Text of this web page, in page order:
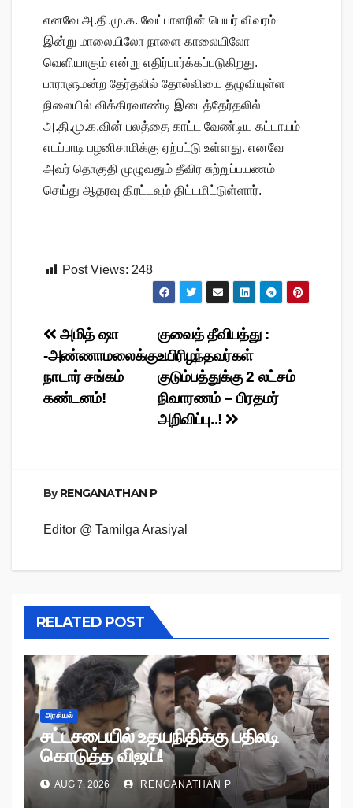
எனவே அ.தி.மு.க. வேட்பாளரின் பெயர் விவரம்
இன்று மாலையிலோ நாளை காலையிலோ
வெளியாகும் என்று எதிர்பார்க்கப்படுகிறது.
பாராளுமன்ற தேர்தலில் தோல்வியை தழுவியுள்ள
நிலையில் விக்கிரவாண்டி இடைத்தேர்தலில்
அ.தி.மு.க.வின் பலத்தை காட்ட வேண்டிய கட்டாயம்
எடப்பாடி பழனிசாமிக்கு ஏற்பட்டு உள்ளது. எனவே
அவர் தொகுதி முழுவதும் தீவிர சுற்றுப்பயணம்
செய்து ஆதரவு திரட்டவும் திட்டமிட்டுள்ளார்.
Post Views: 248
Post
navigation
குவைத் தீவிபத்து :
உயிரிழந்தவர்கள்
குடும்பத்துக்கு 2 லட்சம்
நிவாரணம் – பிரதமர்
அறிவிப்பு..!
அமித் ஷா
-அண்ணாமலைக்கு
நாடார் சங்கம்
கண்டனம்!
ByRENGANATHAN P
Editor @ Tamilga Arasiyal
RELATED POST
அரசியல்
சட்டசபையில் உதயநிதிக்கு பதிலடி
கொடுத்த விஜய்!
AUG 7, 2026 RENGANATHAN P